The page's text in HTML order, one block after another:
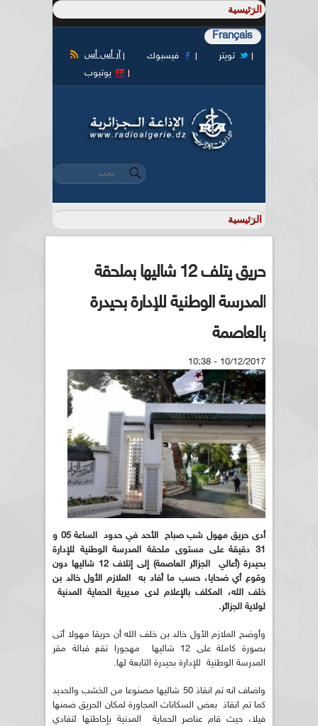
Français
آر أس أس فيسبوك
تويتر
يوتيوب
استمارة البحث
‏بحث ‏
حريق يتلف 12 شاليها بملحقة
المدرسة الوطنية للإدارة بحيدرة
بالعاصمة
10/12/2017 - 10:38
أدى حريق مهول شب صباح الأحد في حدود الساعة 05 و
31 دقيقة على مستوى ملحقة المدرسة الوطنية للإدارة
بحيدرة (أعالي الجزائر العاصمة) إلى إتلاف 12 شاليها دون
وقوع أي ضحايا، حسب ما أفاد به الملازم الأول خالد بن
خلف الله، المكلف بالإعلام لدى مديرية الحماية المدنية
لولاية الجزائر.
وأوضح الملازم الأول خالد بن خلف الله أن حريقا مهولا أتى
بصورة كاملة على 12 شاليها مهجورا تقع قبالة مقر
المدرسة الوطنية للإدارة بحيدرة التابعة لها.
واضاف انه تم انقاذ 50 شاليها مصنوعا من الخشب والحديد
كما تم انقاذ بعض السكانات المجاورة لمكان الحريق ضمنها
فيلا، حيث قام عناصر الحماية المدنية بإحاطتها لتفادي